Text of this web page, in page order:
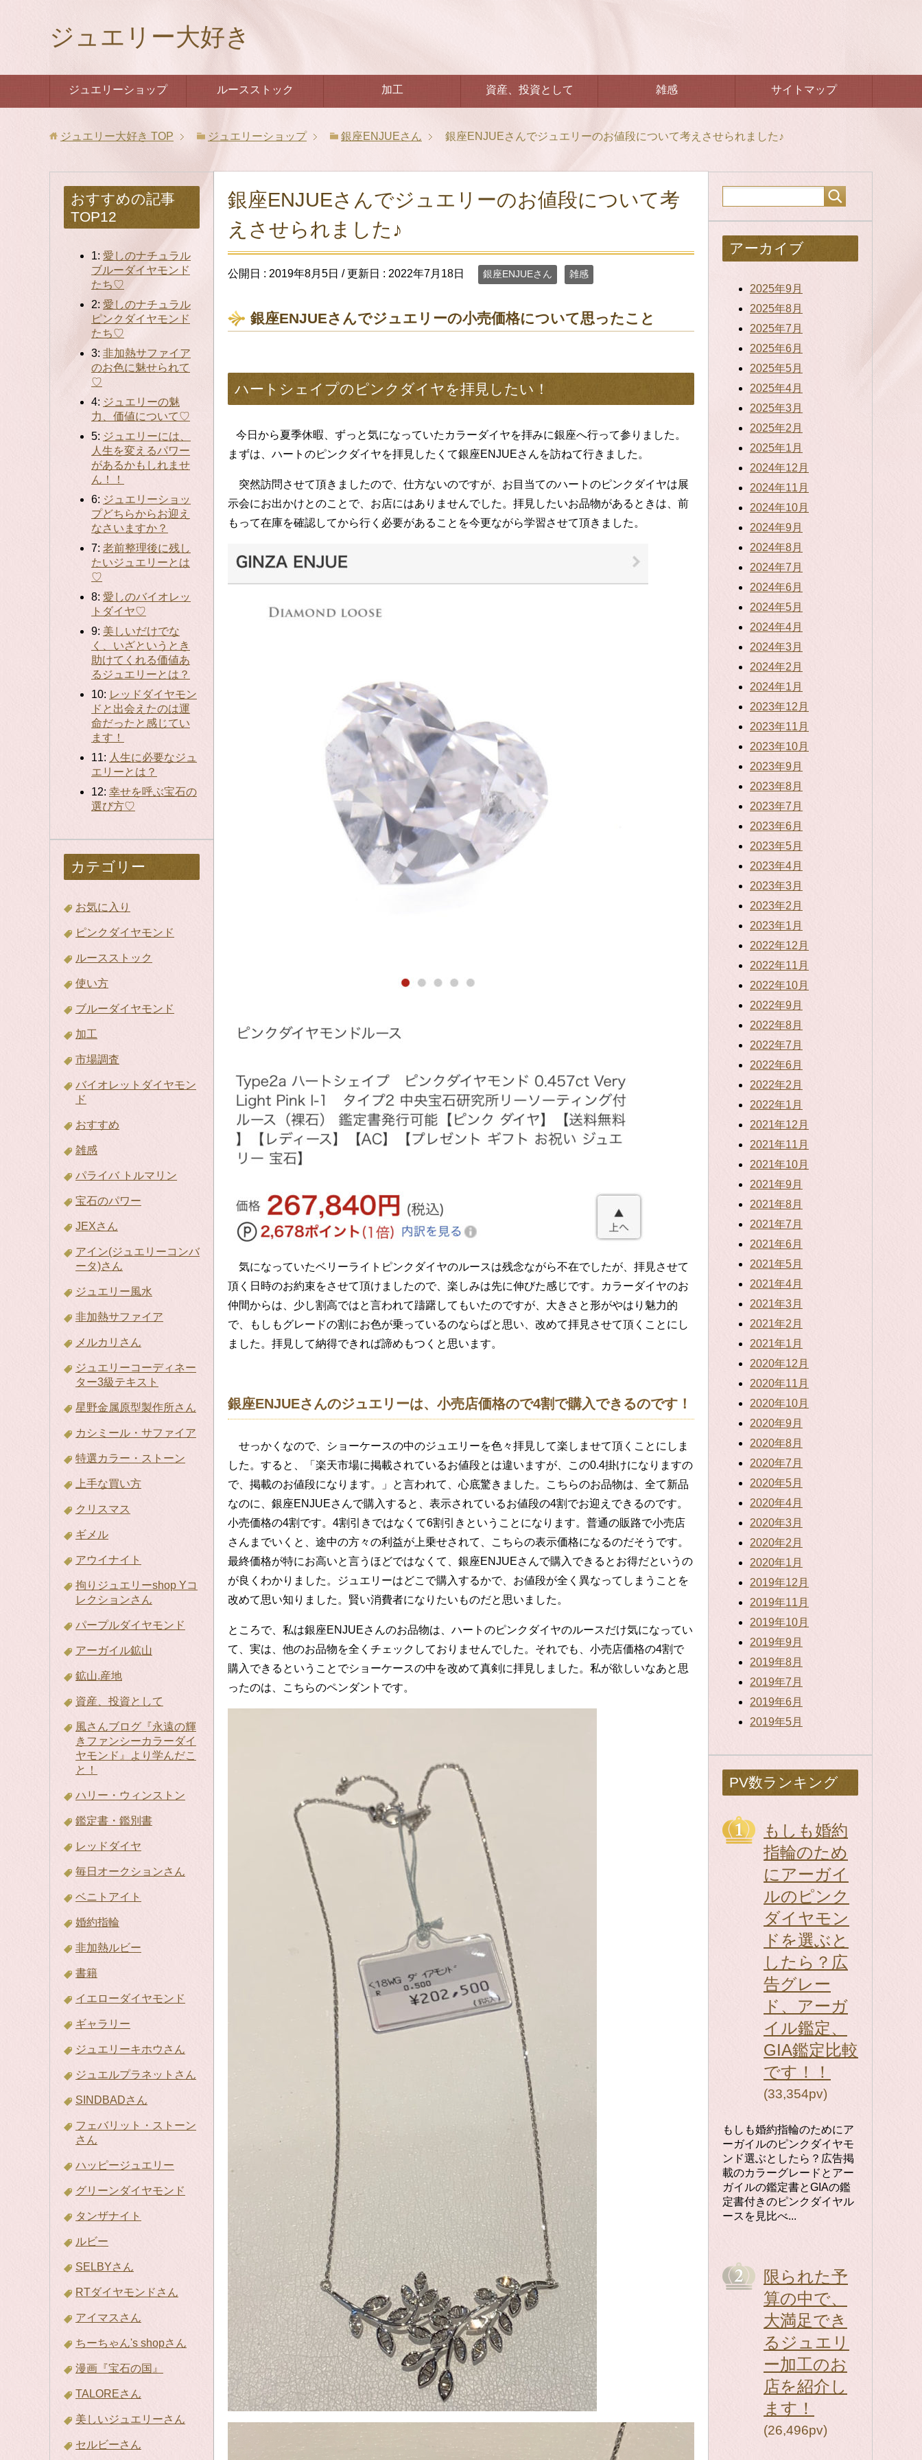
ジュエリー大好き
ジュエリーショップ ルースストック 加工 資産、投資として 雑感 サイトマップ
ジュエリー大好き TOP ジュエリーショップ 銀座ENJUEさん 銀座ENJUEさんでジュエリーのお値段について考えさせられました♪
おすすめの記事
TOP12
1: 愛しのナチュラル
ブルーダイヤモンド
たち♡
2: 愛しのナチュラル
ピンクダイヤモンド
たち♡
3: 非加熱サファイア
のお色に魅せられて
♡
4: ジュエリーの魅
力、価値について♡
5: ジュエリーには、
人生を変えるパワー
があるかもしれませ
ん！！
6: ジュエリーショッ
プどちらからお迎え
なさいますか？
7: 老前整理後に残し
たいジュエリーとは
♡
8: 愛しのバイオレッ
トダイヤ♡
9: 美しいだけでな
く、いざというとき
助けてくれる価値あ
るジュエリーとは？
10: レッドダイヤモン
ドと出会えたのは運
命だったと感じてい
ます！
11: 人生に必要なジュ
エリーとは？
12: 幸せを呼ぶ宝石の
選び方♡
カテゴリー
お気に入り
ピンクダイヤモンド
ルースストック
使い方
ブルーダイヤモンド
加工
市場調査
バイオレットダイヤモン
ド
おすすめ
雑感
パライバ トルマリン
宝石のパワー
JEXさん
アイン(ジュエリーコンバ
ータ)さん
ジュエリー風水
非加熱サファイア
メルカリさん
ジュエリーコーディネー
ター3級テキスト
星野金属原型製作所さん
カシミール・サファイア
特選カラー・ストーン
上手な買い方
クリスマス
ギメル
アウイナイト
拘りジュエリーshop Yコ
レクションさん
パープルダイヤモンド
アーガイル鉱山
鉱山.産地
資産、投資として
風さんブログ『永遠の輝
きファンシーカラーダイ
ヤモンド』より学んだこ
と！
ハリー・ウィンストン
鑑定書・鑑別書
レッドダイヤ
毎日オークションさん
ベニトアイト
婚約指輪
非加熱ルビー
書籍
イエローダイヤモンド
ギャラリー
ジュエリーキホウさん
ジュエルプラネットさん
SINDBADさん
フェバリット・ストーン
さん
ハッピージュエリー
グリーンダイヤモンド
タンザナイト
ルビー
SELBYさん
RTダイヤモンドさん
アイマスさん
ちーちゃん's shopさん
漫画『宝石の国』
TALOREさん
美しいジュエリーさん
セルビーさん
銀座ENJUEさんでジュエリーのお値段について考
えさせられました♪
公開日 : 2019年8月5日 / 更新日 : 2022年7月18日 銀座ENJUEさん 雑感
銀座ENJUEさんでジュエリーの小売価格について思ったこと
ハートシェイプのピンクダイヤを拝見したい！
今日から夏季休暇、ずっと気になっていたカラーダイヤを拝みに銀座へ行って参りました。
まずは、ハートのピンクダイヤを拝見したくて銀座ENJUEさんを訪ねて行きました。
突然訪問させて頂きましたので、仕方ないのですが、お目当てのハートのピンクダイヤは展
示会にお出かけとのことで、お店にはありませんでした。拝見したいお品物があるときは、前
もって在庫を確認してから行く必要があることを今更ながら学習させて頂きました。
気になっていたベリーライトピンクダイヤのルースは残念ながら不在でしたが、拝見させて
頂く日時のお約束をさせて頂けましたので、楽しみは先に伸びた感じです。カラーダイヤのお
仲間からは、少し割高ではと言われて躊躇してもいたのですが、大きさと形がやはり魅力的
で、もしもグレードの割にお色が乗っているのならばと思い、改めて拝見させて頂くことにし
ました。拝見して納得できれば諦めもつくと思います。
銀座ENJUEさんのジュエリーは、小売店価格ので4割で購入できるのです！
せっかくなので、ショーケースの中のジュエリーを色々拝見して楽しませて頂くことにしま
した。すると、「楽天市場に掲載されているお値段とは違いますが、この0.4掛けになりますの
で、掲載のお値段になります。」と言われて、心底驚きました。こちらのお品物は、全て新品
なのに、銀座ENJUEさんで購入すると、表示されているお値段の4割でお迎えできるのです。
小売価格の4割です。4割引きではなくて6割引きということになります。普通の販路で小売店
さんまでいくと、途中の方々の利益が上乗せされて、こちらの表示価格になるのだそうです。
最終価格が特にお高いと言うほどではなくて、銀座ENJUEさんで購入できるとお得だというの
が良くわかりました。ジュエリーはどこで購入するかで、お値段が全く異なってしまうことを
改めて思い知りました。賢い消費者になりたいものだと思いました。
ところで、私は銀座ENJUEさんのお品物は、ハートのピンクダイヤのルースだけ気になってい
て、実は、他のお品物を全くチェックしておりませんでした。それでも、小売店価格の4割で
購入できるということでショーケースの中を改めて真剣に拝見しました。私が欲しいなあと思
ったのは、こちらのペンダントです。
アーカイブ
2025年9月
2025年8月
2025年7月
2025年6月
2025年5月
2025年4月
2025年3月
2025年2月
2025年1月
2024年12月
2024年11月
2024年10月
2024年9月
2024年8月
2024年7月
2024年6月
2024年5月
2024年4月
2024年3月
2024年2月
2024年1月
2023年12月
2023年11月
2023年10月
2023年9月
2023年8月
2023年7月
2023年6月
2023年5月
2023年4月
2023年3月
2023年2月
2023年1月
2022年12月
2022年11月
2022年10月
2022年9月
2022年8月
2022年7月
2022年6月
2022年2月
2022年1月
2021年12月
2021年11月
2021年10月
2021年9月
2021年8月
2021年7月
2021年6月
2021年5月
2021年4月
2021年3月
2021年2月
2021年1月
2020年12月
2020年11月
2020年10月
2020年9月
2020年8月
2020年7月
2020年5月
2020年4月
2020年3月
2020年2月
2020年1月
2019年12月
2019年11月
2019年10月
2019年9月
2019年8月
2019年7月
2019年6月
2019年5月
PV数ランキング
もしも婚約
指輪のため
にアーガイ
ルのピンク
ダイヤモン
ドを選ぶと
したら？広
告グレー
ド、アーガ
イル鑑定、
GIA鑑定比較
です！！
(33,354pv)
もしも婚約指輪のためにア
ーガイルのピンクダイヤモ
ンド選ぶとしたら？広告掲
載のカラーグレードとアー
ガイルの鑑定書とGIAの鑑
定書付きのピンクダイヤル
ースを見比べ...
限られた予
算の中で、
大満足でき
るジュエリ
ー加工のお
店を紹介し
ます！
(26,496pv)